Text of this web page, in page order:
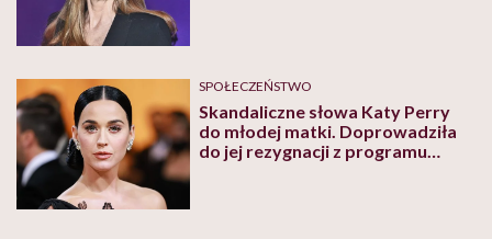
SPOŁECZEŃSTWO
Skandaliczne słowa Katy Perry
do młodej matki. Doprowadziła
do jej rezygnacji z programu